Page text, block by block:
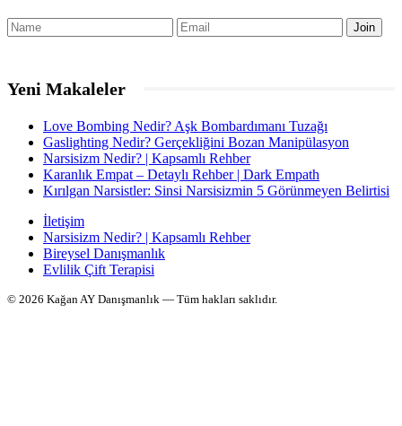
Yeni Makaleler
Love Bombing Nedir? Aşk Bombardımanı Tuzağı
Gaslighting Nedir? Gerçekliğini Bozan Manipülasyon
Narsisizm Nedir? | Kapsamlı Rehber
Karanlık Empat – Detaylı Rehber | Dark Empath
Kırılgan Narsistler: Sinsi Narsisizmin 5 Görünmeyen Belirtisi
İletişim
Narsisizm Nedir? | Kapsamlı Rehber
Bireysel Danışmanlık
Evlilik Çift Terapisi